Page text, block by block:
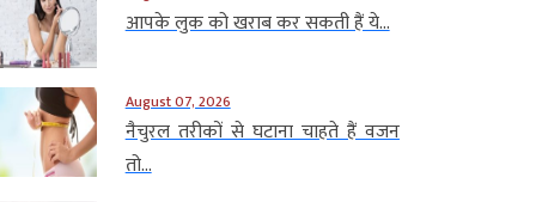
आपके लुक को खराब कर सकती हैं ये...
August 07, 2026
नैचुरल तरीकों से घटाना चाहते हैं वजन
तो...